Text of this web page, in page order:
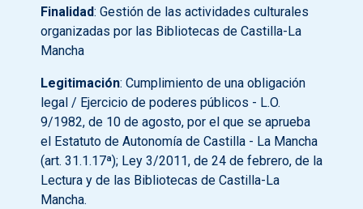
Finalidad: Gestión de las actividades culturales
organizadas por las Bibliotecas de Castilla-La
Mancha
Legitimación: Cumplimiento de una obligación
legal / Ejercicio de poderes públicos - L.O.
9/1982, de 10 de agosto, por el que se aprueba
el Estatuto de Autonomía de Castilla - La Mancha
(art. 31.1.17ª); Ley 3/2011, de 24 de febrero, de la
Lectura y de las Bibliotecas de Castilla-La
Mancha.